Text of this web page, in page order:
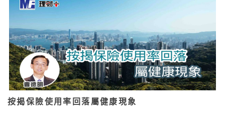
按揭保險使用率回落屬健康現象